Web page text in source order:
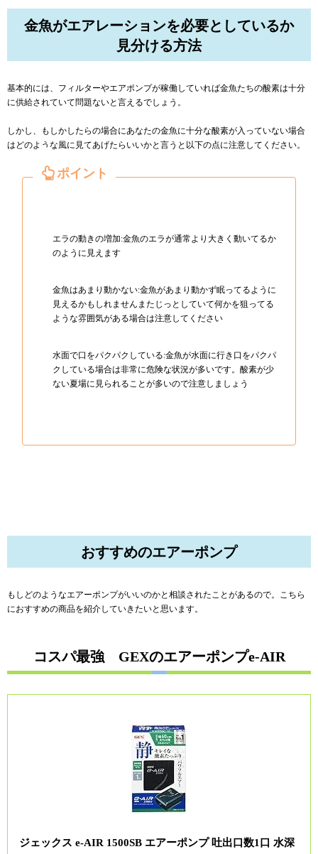
金魚がエアレーションを必要としているか
見分ける方法
基本的には、フィルターやエアポンプが稼働していれば金魚たちの酸素は十分
に供給されていて問題ないと言えるでしょう。
しかし、もしかしたらの場合にあなたの金魚に十分な酸素が入っていない場合
はどのような風に見てあげたらいいかと言うと以下の点に注意してください。
エラの動きの増加:金魚のエラが通常より大きく動いてるか
のように見えます
金魚はあまり動かない:金魚があまり動かず眠ってるように
見えるかもしれませんまたじっとしていて何かを狙ってる
ような雰囲気がある場合は注意してください
水面で口をパクパクしている:金魚が水面に行き口をパクパ
クしている場合は非常に危険な状況が多いです。酸素が少
ない夏場に見られることが多いので注意しましょう
おすすめのエアーポンプ
もしどのようなエアーポンプがいいのかと相談されたことがあるので。こちら
におすすめの商品を紹介していきたいと思います。
コスパ最強 GEXのエアーポンプe-AIR
ジェックス e‐AIR 1500SB エアーポンプ 吐出口数1口 水深